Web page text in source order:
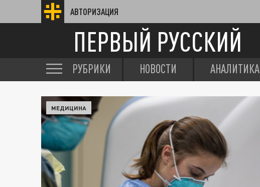
АВТОРИЗАЦИЯ
ПЕРВЫЙ РУССКИЙ
РУБРИКИ НОВОСТИ АНАЛИТИКА
МЕДИЦИНА